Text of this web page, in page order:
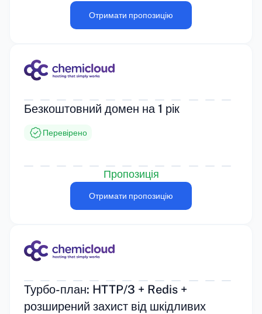
Отримати пропозицію
Безкоштовний домен на 1 рік
Перевірено
Пропозиція
Отримати пропозицію
Турбо-план: HTTP/3 + Redis +
розширений захист від шкідливих